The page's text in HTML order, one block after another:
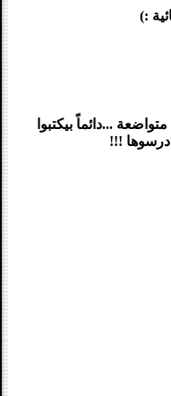
:)
...دائماً بيكتبوا
!!!